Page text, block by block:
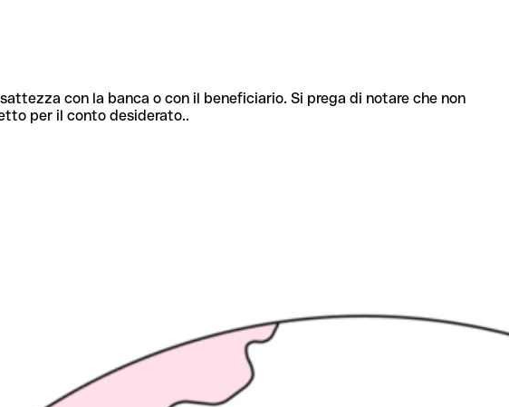
con la banca o con il beneficiario. Si prega di notare che non
per il conto desiderato..